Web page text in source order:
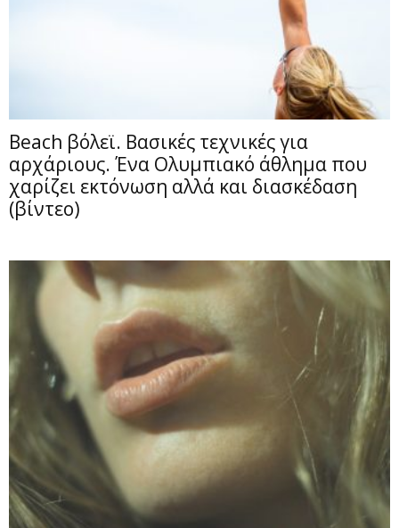
Beach βόλεϊ. Βασικές τεχνικές για
αρχάριους. Ένα Ολυμπιακό άθλημα που
χαρίζει εκτόνωση αλλά και διασκέδαση
(βίντεο)